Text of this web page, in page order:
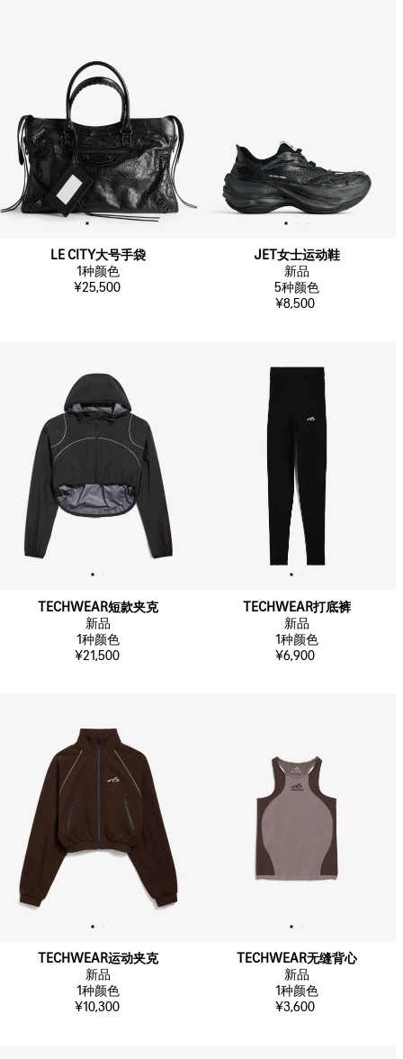
LE CITY大号手袋
1种颜色
¥25,500
JET女士运动鞋
新品
5种颜色
¥8,500
TECHWEAR短款夹克
新品
1种颜色
¥21,500
TECHWEAR打底裤
新品
1种颜色
¥6,900
TECHWEAR运动夹克
新品
1种颜色
¥10,300
TECHWEAR无缝背心
新品
1种颜色
¥3,600